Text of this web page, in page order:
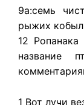
9a:семь
рыжих
12
название
1 Вот лучи